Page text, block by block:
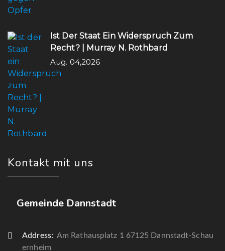
Ist Der Staat Ein Widerspruch Zum
Recht? | Murray N. Rothbard
Aug. 04,2026
Kontakt mit uns
Gemeinde Dannstadt
Address: Am Rathausplatz 1 67125 Dannstadt-Schau
ernheim